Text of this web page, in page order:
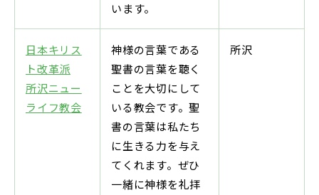
います。
日本キリス
ト改革派
所沢ニュー
ライフ教会
神様の言葉である
聖書の言葉を聴く
ことを大切にして
いる教会です。聖
書の言葉は私たち
に生きる力を与え
てくれます。ぜひ
一緒に神様を礼拝
所沢